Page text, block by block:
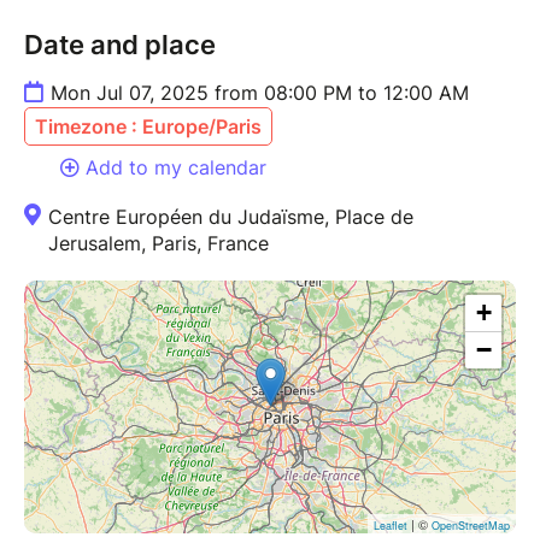
Date and place
Mon Jul 07, 2025 from 08:00 PM to 12:00 AM
Timezone : Europe/Paris
Add to my calendar
Centre Européen du Judaïsme, Place de
Jerusalem, Paris, France
+
−
Leaflet | © OpenStreetMap